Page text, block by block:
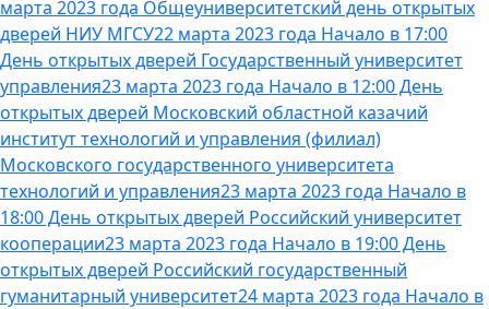
марта 2023 года Общеуниверситетский день открытых
дверей НИУ МГСУ22 марта 2023 года Начало в 17:00
День открытых дверей Государственный университет
управления23 марта 2023 года Начало в 12:00 День
открытых дверей Московский областной казачий
институт технологий и управления (филиал)
Московского государственного университета
технологий и управления23 марта 2023 года Начало в
18:00 День открытых дверей Российский университет
кооперации23 марта 2023 года Начало в 19:00 День
открытых дверей Российский государственный
гуманитарный университет24 марта 2023 года Начало в